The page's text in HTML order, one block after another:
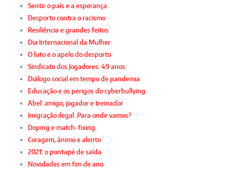
Sentir o país e a esperança
Desporto contra o racismo
Resiliência e grandes feitos
Dia Internacional da Mulher
O luto e o apelo do desporto
Sindicato dos Jogadores: 49 anos
Diálogo social em tempo de pandemia
Educação e os perigos do cyberbullying
Abel: amigo, jogador e treinador
Imigração ilegal. Para onde vamos?
Doping e match-fixing
Coragem, ânimo e alento
2021: o pontapé de saída
Novidades em fim de ano